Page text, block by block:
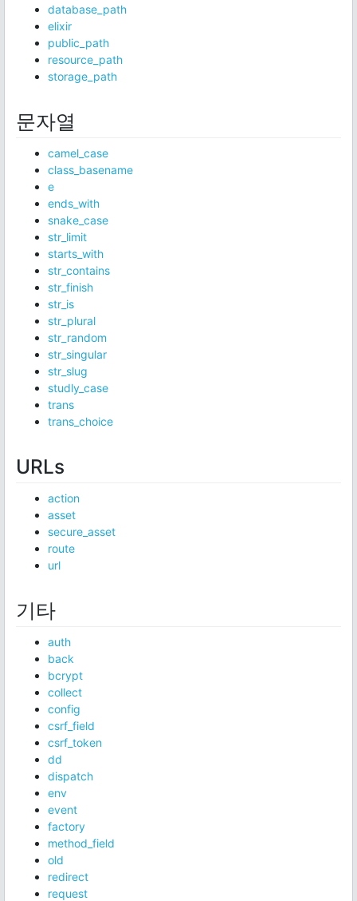
database_path
elixir
public_path
resource_path
storage_path
문자열
camel_case
class_basename
e
ends_with
snake_case
str_limit
starts_with
str_contains
str_finish
str_is
str_plural
str_random
str_singular
str_slug
studly_case
trans
trans_choice
URLs
action
asset
secure_asset
route
url
기타
auth
back
bcrypt
collect
config
csrf_field
csrf_token
dd
dispatch
env
event
factory
method_field
old
redirect
request